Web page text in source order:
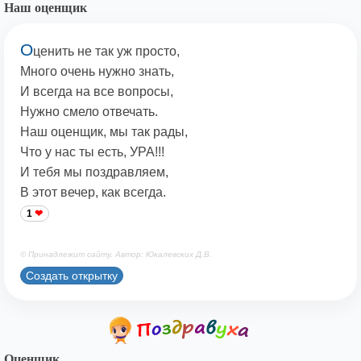
Наш оценщик
Оценить не так уж просто,
Много очень нужно знать,
И всегда на все вопросы,
Нужно смело отвечать.
Наш оценщик, мы так рады,
Что у нас ты есть, УРА!!!
И тебя мы поздравляем,
В этот вечер, как всегда.
1
© Принадлежит сайту. Автор: Юкалевских Д.В.
Создать открытку